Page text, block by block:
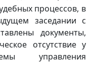
процессов, в
заседании с
документы,
отсутствие у
управления